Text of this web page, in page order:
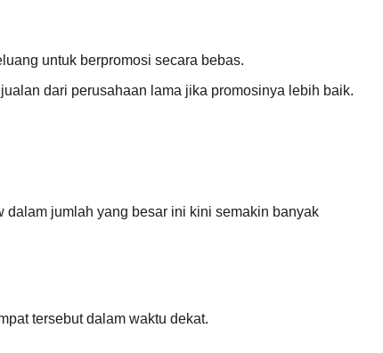
untuk berpromosi secara bebas.
dari perusahaan lama jika promosinya lebih baik.
jumlah yang besar ini kini semakin banyak
tersebut dalam waktu dekat.